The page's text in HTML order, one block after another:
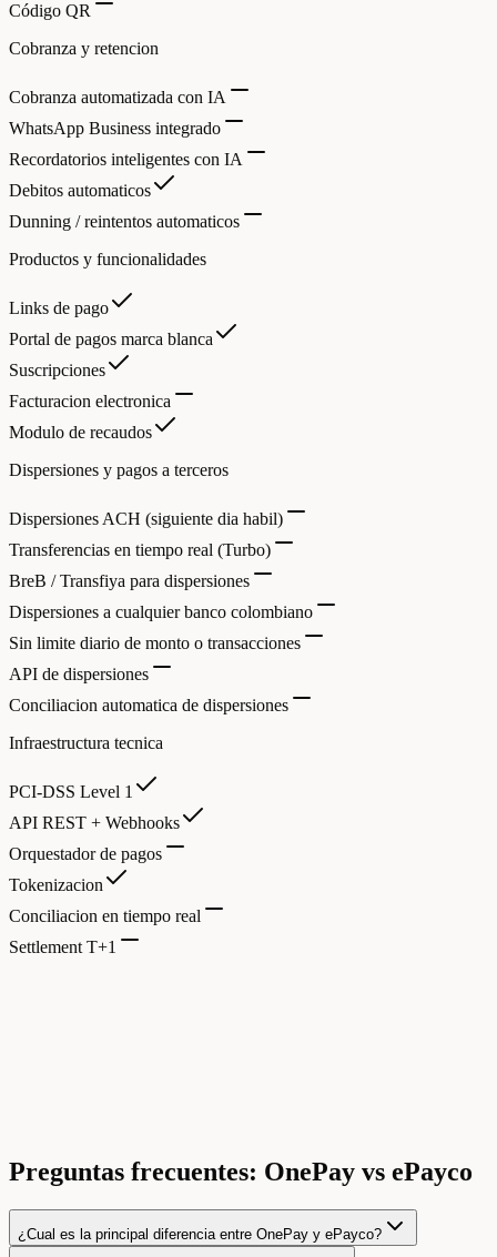
Código QR
Cobranza y retencion
Cobranza automatizada con IA
WhatsApp Business integrado
Recordatorios inteligentes con IA
Debitos automaticos
Dunning / reintentos automaticos
Productos y funcionalidades
Links de pago
Portal de pagos marca blanca
Suscripciones
Facturacion electronica
Modulo de recaudos
Dispersiones y pagos a terceros
Dispersiones ACH (siguiente dia habil)
Transferencias en tiempo real (Turbo)
BreB / Transfiya para dispersiones
Dispersiones a cualquier banco colombiano
Sin limite diario de monto o transacciones
API de dispersiones
Conciliacion automatica de dispersiones
Infraestructura tecnica
PCI-DSS Level 1
API REST + Webhooks
Orquestador de pagos
Tokenizacion
Conciliacion en tiempo real
Settlement T+1
Preguntas frecuentes: OnePay vs ePayco
¿Cual es la principal diferencia entre OnePay y ePayco?